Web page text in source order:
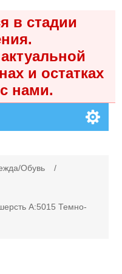
в стадии
и остатках
нами.
Обувь
/
A:5015 Темно-